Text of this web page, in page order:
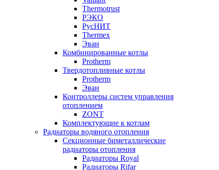
Thermotrust
РЭКО
РусНИТ
Thermex
Эван
Комбинированные котлы
Protherm
Твердотопливные котлы
Protherm
Эван
Контроллеры систем управления
отоплением
ZONT
Комплектующие к котлам
Радиаторы водяного отопления
Секционные биметаллические
радиаторы отопления
Радиаторы Royal
Радиаторы Rifar